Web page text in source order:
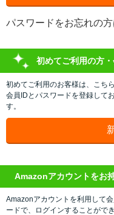
パスワードをお忘れの
初めてご利用の方
初めてご利用のお客様は、こち
会員IDとパスワードを登録して
す。
Amazonアカウントをお
Amazonアカウントを利用して
ードで、ログインすることができ